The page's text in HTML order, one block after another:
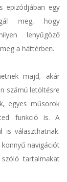
epizódjában egy
meg, hogy
lenyűgöző
a háttérben.
majd, akár
számú letöltésre
egyes műsorok
funkció is. A
is választhatnak.
navigációt
tartalmakat